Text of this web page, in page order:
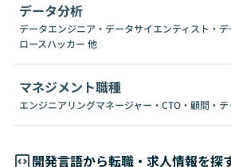
データ分析
データエンジニア・データサイエンティスト・
ロースハッカー 他
マネジメント職種
エンジニアリングマネージャー・CTO・顧問・
開発言語から転職・求人情報を探